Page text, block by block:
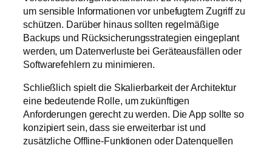
um sensible Informationen vor unbefugtem Zugriff zu
schützen. Darüber hinaus sollten regelmäßige
Backups und Rücksicherungsstrategien eingeplant
werden, um Datenverluste bei Geräteausfällen oder
Softwarefehlern zu minimieren.
Schließlich spielt die Skalierbarkeit der Architektur
eine bedeutende Rolle, um zukünftigen
Anforderungen gerecht zu werden. Die App sollte so
konzipiert sein, dass sie erweiterbar ist und
zusätzliche Offline-Funktionen oder Datenquellen